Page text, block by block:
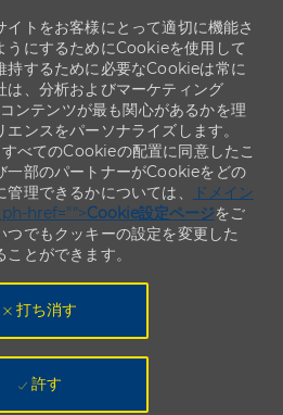
トをお客様にとって適切に機能さ
うにするためにCookieを使用して
持するために必要なCookieは常に
は、分析およびマーケティング
ンテンツが最も関心があるかを理
ンスをパーソナライズします。
べてのCookieの配置に同意したこ
一部のパートナーがCookieをどの
理できるかについては、
ドメイン
href="">Cookie設定ページをご
つでもクッキーの設定を変更した
とができます。
打ち消す
許す